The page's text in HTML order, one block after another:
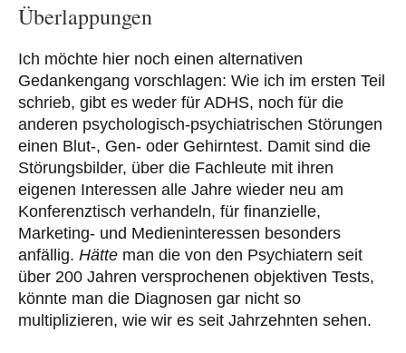
Überlappungen
Ich möchte hier noch einen alternativen
Gedankengang vorschlagen: Wie ich im ersten Teil
schrieb, gibt es weder für ADHS, noch für die
anderen psychologisch-psychiatrischen Störungen
einen Blut-, Gen- oder Gehirntest. Damit sind die
Störungsbilder, über die Fachleute mit ihren
eigenen Interessen alle Jahre wieder neu am
Konferenztisch verhandeln, für finanzielle,
Marketing- und Medieninteressen besonders
anfällig. Hätte man die von den Psychiatern seit
über 200 Jahren versprochenen objektiven Tests,
könnte man die Diagnosen gar nicht so
multiplizieren, wie wir es seit Jahrzehnten sehen.